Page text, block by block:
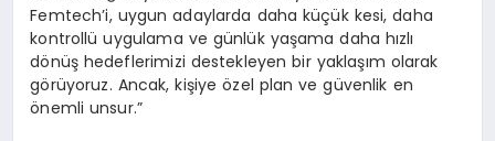
Femtech’i, uygun adaylarda daha küçük kesi, daha
kontrollü uygulama ve günlük yaşama daha hızlı
dönüş hedeflerimizi destekleyen bir yaklaşım olarak
görüyoruz. Ancak, kişiye özel plan ve güvenlik en
önemli unsur.”